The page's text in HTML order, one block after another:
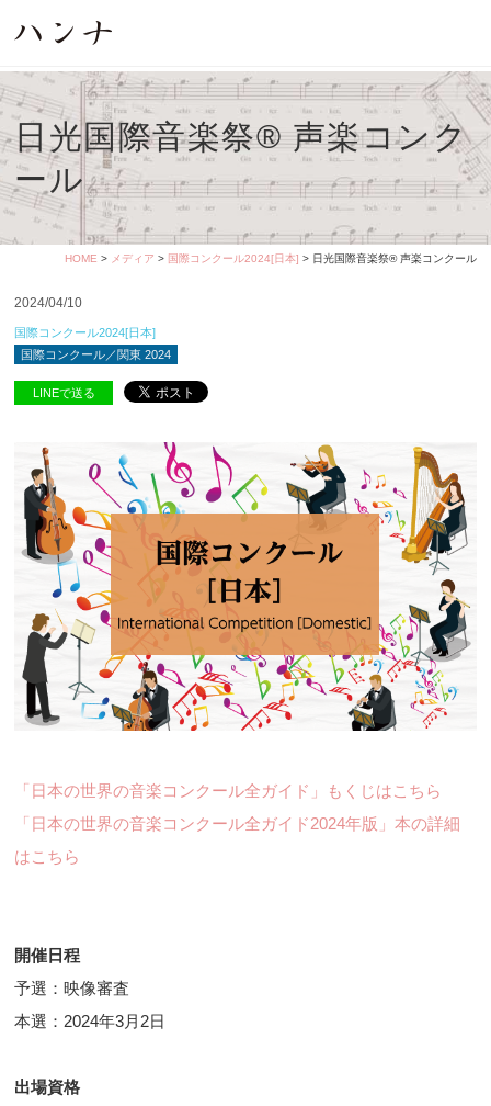
日光国際音楽祭® 声楽コンク
ール
HOME > メディア > 国際コンクール2024[日本] > 日光国際音楽祭® 声楽コンクール
2024/04/10
国際コンクール2024[日本]
国際コンクール／関東 2024
LINEで送る
「日本の世界の音楽コンクール全ガイド」もくじはこちら
「日本の世界の音楽コンクール全ガイド2024年版」本の詳細
はこちら
開催日程
予選：映像審査
本選：2024年3月2日
出場資格